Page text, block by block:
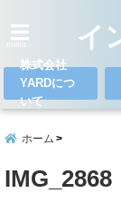
イ
株式会社
YARDにつ
いて
ホーム
IMG_2868